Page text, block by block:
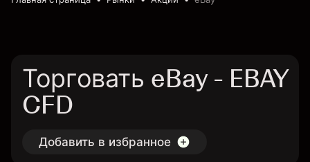
Торговать eBay - EBAY
CFD
Добавить в избранное